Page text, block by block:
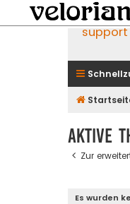
Aktive
Zur
Es wurden